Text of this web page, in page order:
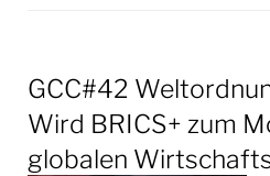
GCC#42
Wird BRICS+ zum
globalen